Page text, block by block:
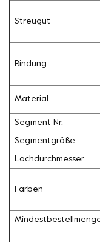
Streugut
Bindung
Material
Segment Nr.
Segmentgröße
Lochdurchmesser
Farben